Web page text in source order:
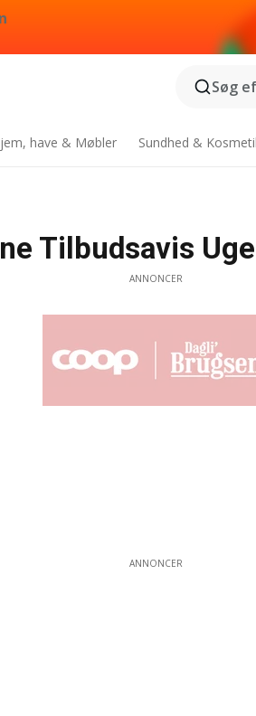
Søg
have & Møbler Sundhed &
Tilbudsavis
ANNONCER
ANNONCER